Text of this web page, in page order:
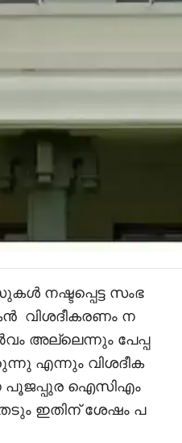
നഷ്ടപ്പെട്ട സംഭ
വിശദീകരണം ന
അല്ലെന്നും പേപ്പ
എന്നും വിശദീക
പൂജപ്പുര ഐസിഎം
ഇതിന് ശേഷം പ